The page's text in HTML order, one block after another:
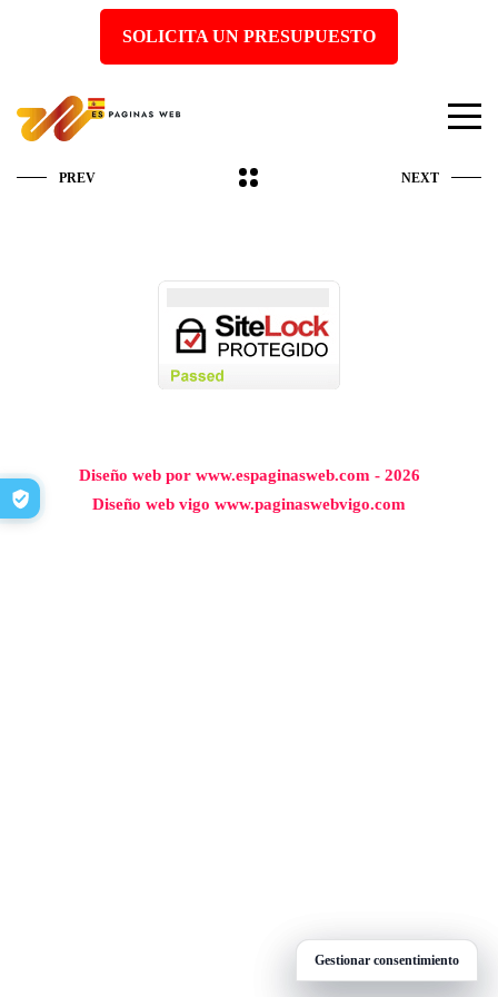
SOLICITA UN PRESUPUESTO
PREV NEXT
Diseño web por www.espaginasweb.com - 2026
Diseño web vigo www.paginaswebvigo.com
Gestionar consentimiento
Gestionar consentimiento